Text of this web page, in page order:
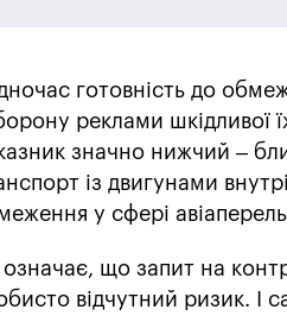
готовність до
реклами шкідливої
значно нижчий –
із двигунами
у сфері
означає, що запит на
відчутний ризик. І